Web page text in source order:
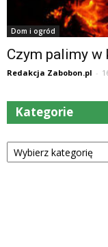
Dom i ogród
Czym palimy w
Redakcja Zabobon.pl -
Kategorie
Kategorie